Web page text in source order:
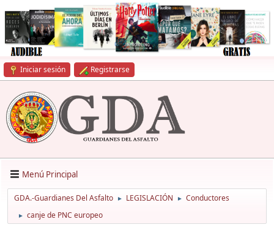
Iniciar sesión Registrarse
Menú Principal
GDA.-Guardianes Del Asfalto ► LEGISLACIÓN ► Conductores
► canje de PNC europeo